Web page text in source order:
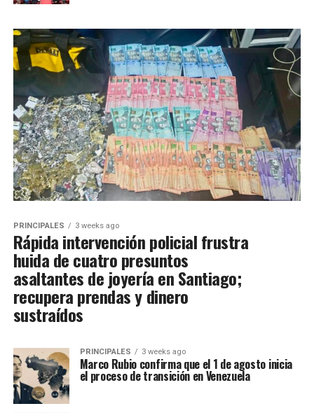
PRINCIPALES 3 weeks ago
Rápida intervención policial frustra
huida de cuatro presuntos
asaltantes de joyería en Santiago;
recupera prendas y dinero
sustraídos
PRINCIPALES 3 weeks ago
Marco Rubio confirma que el 1 de agosto inicia
el proceso de transición en Venezuela